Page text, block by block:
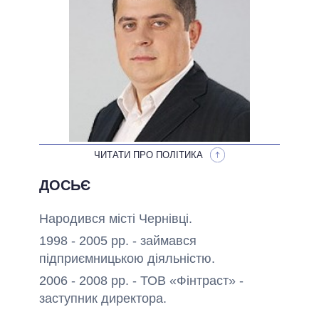
ОБІЦЯНКИ У ПРОЦЕСІ
ВСІ ОБІЦЯНКИ
АРХІВНІ ОБІЦЯНКИ
ЧИТАТИ ПРО ПОЛІТИКА
ДОСЬЄ
Народився місті Чернівці.
1998 - 2005 рр. - займався
підприємницькою діяльністю.
2006 - 2008 рр. - ТОВ «Фінтраст» -
заступник директора.